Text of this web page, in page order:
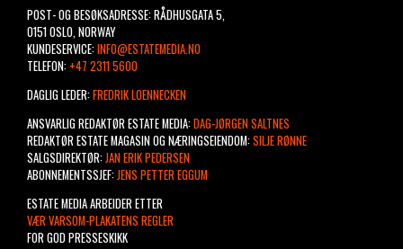
POST- OG BESØKSADRESSE: RÅDHUSGATA 5,
0151 OSLO, NORWAY
KUNDESERVICE: INFO@ESTATEMEDIA.NO
TELEFON: +47 2311 5600
DAGLIG LEDER: FREDRIK LOENNECKEN
ANSVARLIG REDAKTØR ESTATE MEDIA: DAG-JØRGEN SALTNES
REDAKTØR ESTATE MAGASIN OG NÆRINGSEIENDOM: SILJE RØNNE
SALGSDIREKTØR: JAN ERIK PEDERSEN
ABONNEMENTSSJEF: JENS PETTER EGGUM
ESTATE MEDIA ARBEIDER ETTER
VÆR VARSOM-PLAKATENS REGLER
FOR GOD PRESSESKIKK